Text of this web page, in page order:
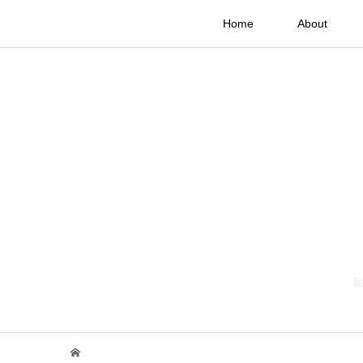
Home About